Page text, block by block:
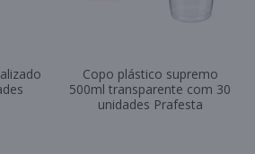
Copo plástico supremo
500ml transparente com 30
unidades Prafesta